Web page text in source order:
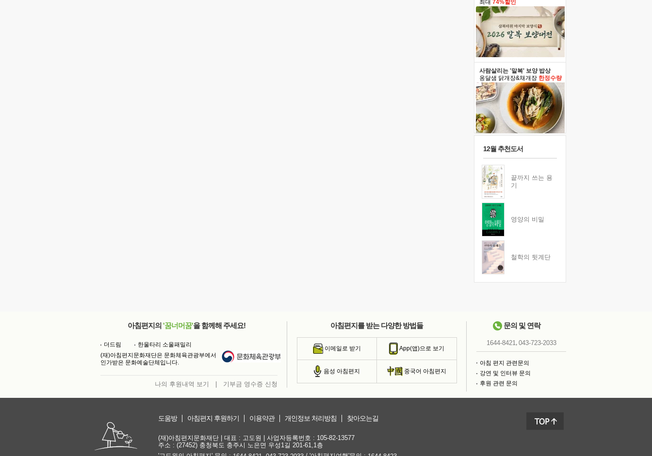
최대 74%할인
사람살리는 '말복' 보양 밥상
옹달샘 닭개장&채개장 한정수량
12월 추천도서
끝까지 쓰는 용
기
영양의 비밀
철학의 뒷계단
아침편지의 '꿈너머꿈'을 함께해 주세요!
더드림
한울타리 소울패밀리
(재)아침편지문화재단은 문화체육관광부에서
인가받은 문화예술단체입니다.
나의 후원내역 보기 기부금 영수증 신청
아침편지를 받는 다양한 방법들
이메일로 받기 App(앱)으로 보기
음성 아침편지 중국어 아침편지
문의 및 연락
1644-8421, 043-723-2033
아침 편지 관련문의
강연 및 인터뷰 문의
후원 관련 문의
도움방 아침편지 후원하기 이용약관 개인정보 처리방침 찾아오는길
(재)아침편지문화재단 | 대표 : 고도원 | 사업자등록번호 : 105-82-13577
주소 : (27452) 충청북도 충주시 노은면 우성1길 201-61,1층